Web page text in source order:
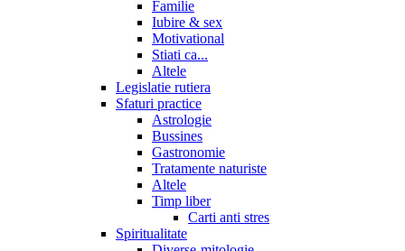
Familie
Iubire & sex
Motivational
Stiati ca...
Altele
Legislatie rutiera
Sfaturi practice
Astrologie
Bussines
Gastronomie
Tratamente naturiste
Altele
Timp liber
Carti anti stres
Spiritualitate